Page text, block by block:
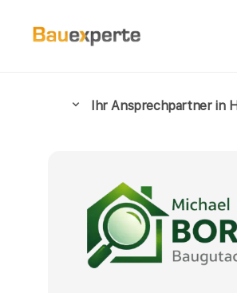
Ihr Ansprechpartner in